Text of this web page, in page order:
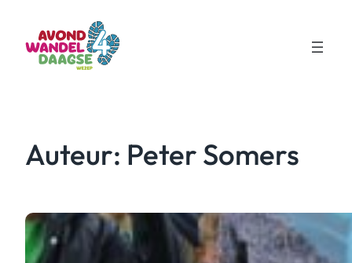
Auteur: Peter Somers